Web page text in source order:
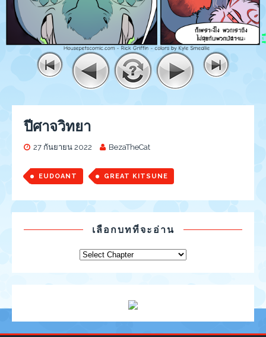
ปีศาจวิทยา
27 กันยายน 2022 BezaTheCat
EUDOANT GREAT KITSUNE
เลือกบทที่จะอ่าน